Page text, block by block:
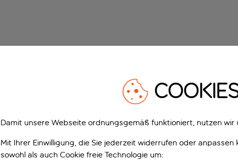
Damit unsere Webseite ordnungsgemäß funktioniert, nutzen wir
Mit Ihrer Einwilligung, die Sie jederzeit widerrufen oder anpassen
sowohl als auch Cookie freie Technologie um: